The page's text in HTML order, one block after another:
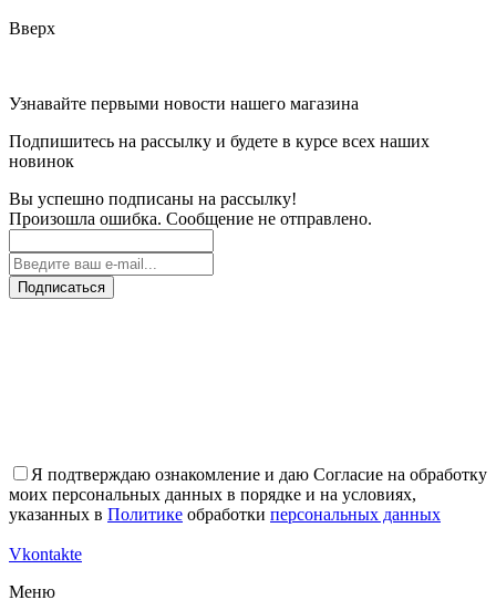
Вверх
Узнавайте первыми новости нашего магазина
Подпишитесь на рассылку и будете в курсе всех наших
новинок
Вы успешно подписаны на рассылку!
Произошла ошибка. Сообщение не отправлено.
Подписаться
Я подтверждаю ознакомление и даю Согласие на обработку
моих персональных данных в порядке и на условиях,
указанных в Политике обработки персональных данных
Vkontakte
Меню